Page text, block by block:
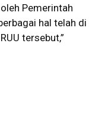
Pemerintah
hal telah di
tersebut,”